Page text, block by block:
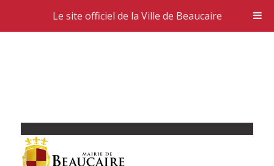
Le site officiel de la Ville de Beaucaire